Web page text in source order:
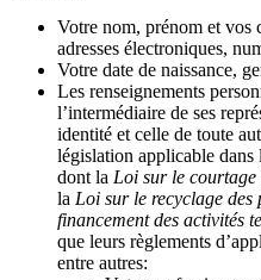
Votre nom, prénom et vos
adresses électroniques,
Votre date de naissance,
Les renseignements
l’intermédiaire de ses
identité et celle de toute
législation applicable
dont la Loi sur le
la Loi sur le recyclage
financement des activités
que leurs règlements
entre autres: